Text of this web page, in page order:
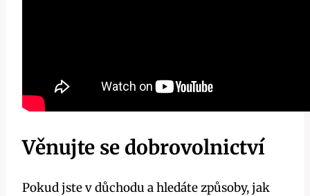
Věnujte se dobrovolnictví
Pokud jste v důchodu a hledáte způsoby, jak